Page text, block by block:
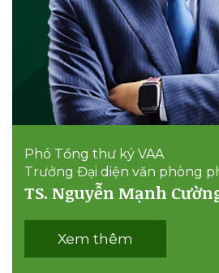
Phó Tổng thư ký VAA
Trưởng Đại diện văn phòng
TS. Nguyễn Mạnh
Xem thêm